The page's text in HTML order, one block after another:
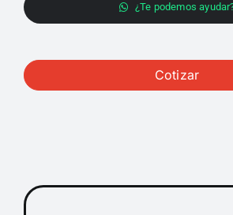
¿Te podemos
Cotizar